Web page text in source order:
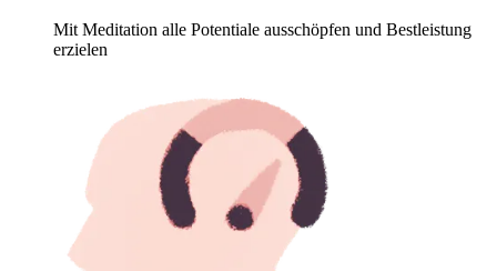
Mit Meditation alle Potentiale ausschöpfen und Bestleistung
erzielen